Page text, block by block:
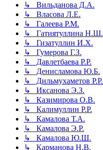
↳ Вильданова Д.А.
↳ Власова Л.Е.
↳ Галеева Р.М.
↳ Гатиятуллина Н.Ш.
↳ Гизатуллин И.Х.
↳ Гумерова Г.З.
↳ Давлетбаева Р.Р.
↳ Денисламова Ю.Б.
↳ Дильмухаметов Р.Р.
↳ Иксанова Э.З.
↳ Казимирова О.В.
↳ Калимуллин Р.Р.
↳ Камалова Т.А.
↳ Камалова Э.Р.
↳ Камалова Ю.Ш.
↳ Карманова Н.В.